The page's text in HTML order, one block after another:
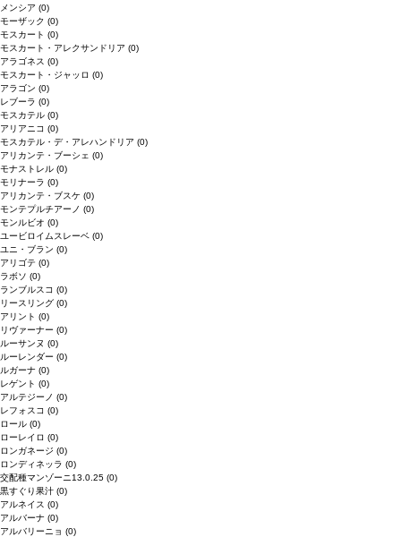
メンシア (0)
モーザック (0)
モスカート (0)
モスカート・アレクサンドリア (0)
アラゴネス (0)
モスカート・ジャッロ (0)
アラゴン (0)
レブーラ (0)
モスカテル (0)
アリアニコ (0)
モスカテル・デ・アレハンドリア (0)
アリカンテ・ブーシェ (0)
モナストレル (0)
モリナーラ (0)
アリカンテ・ブスケ (0)
モンテプルチアーノ (0)
モンルビオ (0)
ユービロイムスレーベ (0)
ユニ・ブラン (0)
アリゴテ (0)
ラボソ (0)
ランブルスコ (0)
リースリング (0)
アリント (0)
リヴァーナー (0)
ルーサンヌ (0)
ルーレンダー (0)
ルガーナ (0)
レゲント (0)
アルテジーノ (0)
レフォスコ (0)
ロール (0)
ローレイロ (0)
ロンガネージ (0)
ロンディネッラ (0)
交配種マンゾーニ13.0.25 (0)
黒すぐり果汁 (0)
アルネイス (0)
アルバーナ (0)
アルバリーニョ (0)